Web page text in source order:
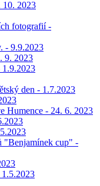
10. 2023
fotografií -
- 9.9.2023
9. 2023
1.9.2023
den - 1.7.2023
Humence - 24. 6. 2023
"Benjamínek cup" -